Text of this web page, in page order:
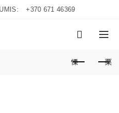
+370 671 46369